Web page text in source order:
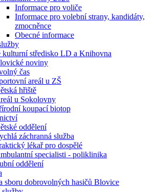
Informace pro voliče
Informace pro volební strany, kandidáty,
zmocněnce
Obecné informace
kulturní středisko LD a Knihovna
noviny
čas
areál u ZŠ
hřiště
u Sokolovny
koupací biotop
oddělení
záchranná služba
lékař pro dospělé
specialisti - poliklinika
oddělení
sboru dobrovolných hasičů Blovice